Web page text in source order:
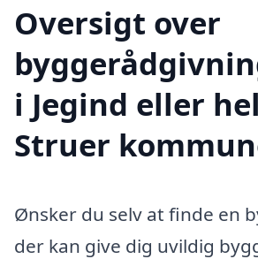
Oversigt over
i Jegind eller
Struer
Ønsker du selv at finde en
der kan give dig uvildig